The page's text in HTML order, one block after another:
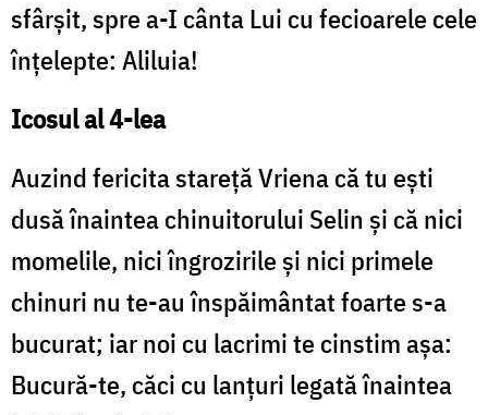
sfârşit, spre a-I cânta Lui cu fecioarele cele
înţelepte: Aliluia!
Icosul al 4-lea
Auzind fericita stareţă Vriena că tu eşti
dusă înaintea chinuitorului Selin şi că nici
momelile, nici îngrozirile şi nici primele
chinuri nu te-au înspăimântat foarte s-a
bucurat; iar noi cu lacrimi te cinstim aşa:
Bucură-te, căci cu lanţuri legată înaintea